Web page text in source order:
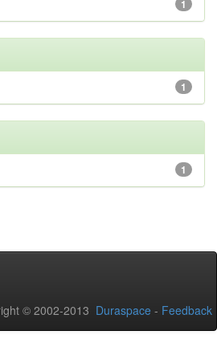
1
1
1
© 2002-2013 Duraspace - Feedback